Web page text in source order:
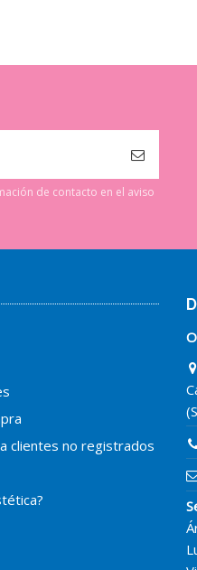
de contacto en el aviso
clientes no registrados